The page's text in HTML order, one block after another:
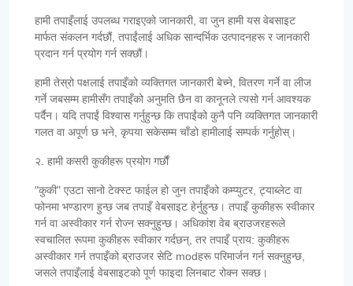
हामी तपाइँलाई उपलब्ध गराइएको जानकारी, वा जुन हामी यस वेबसाइट
मार्फत संकलन गर्दछौं, तपाईंलाई अधिक सान्दर्भिक उत्पादनहरू र जानकारी
प्रदान गर्न प्रयोग गर्न सक्छौं।
हामी तेस्रो पक्षलाई तपाइँको व्यक्तिगत जानकारी बेच्ने, वितरण गर्ने वा लीज
गर्ने जबसम्म हामीसँग तपाइँको अनुमति छैन वा कानूनले त्यसो गर्न आवश्यक
पर्दैन। यदि तपाईं विश्वास गर्नुहुन्छ कि तपाईंको कुनै पनि व्यक्तिगत जानकारी
गलत वा अपूर्ण छ भने, कृपया सकेसम्म चाँडो हामीलाई सम्पर्क गर्नुहोस्।
२. हामी कसरी कुकीहरू प्रयोग गर्छौं
"कुकी" एउटा सानो टेक्स्ट फाईल हो जुन तपाइँको कम्प्युटर, ट्याब्लेट वा
फोनमा भण्डारण हुन्छ जब तपाइँ वेबसाइट हेर्नुहुन्छ। तपाइँ कुकीहरू स्वीकार
गर्न वा अस्वीकार गर्न रोज्न सक्नुहुन्छ। अधिकांश वेब ब्राउजरहरूले
स्वचालित रूपमा कुकीहरू स्वीकार गर्दछन्, तर तपाइँ प्राय: कुकीहरू
अस्वीकार गर्न तपाइँको ब्राउजर सेटि modहरू परिमार्जन गर्न सक्नुहुन्छ,
जसले तपाइँलाई वेबसाइटको पूर्ण फाइदा लिनबाट रोक्न सक्छ।